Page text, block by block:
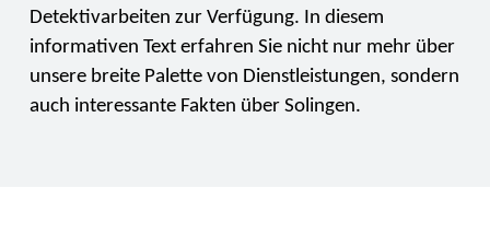
Detektivarbeiten zur Verfügung. In diesem
informativen Text erfahren Sie nicht nur mehr über
unsere breite Palette von Dienstleistungen, sondern
auch interessante Fakten über Solingen.